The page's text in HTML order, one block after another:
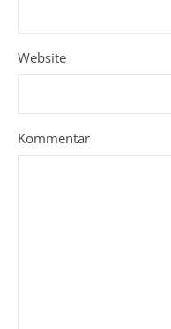
Website
Kommentar